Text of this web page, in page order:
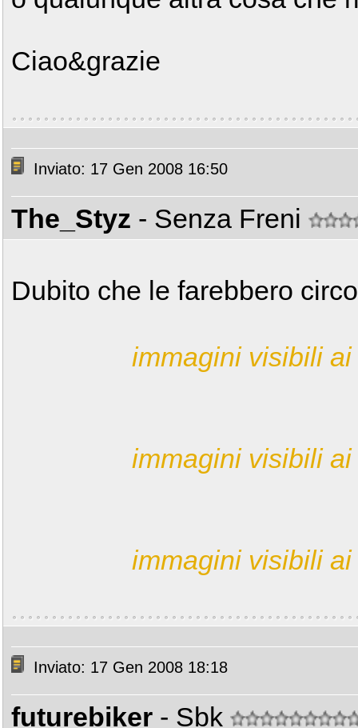
Ciao&grazie
Inviato: 17 Gen 2008 16:50
The_Styz - Senza Freni
Dubito che le farebbero
immagini visibili
immagini visibili
immagini visibili
Inviato: 17 Gen 2008 18:18
futurebiker - Sbk